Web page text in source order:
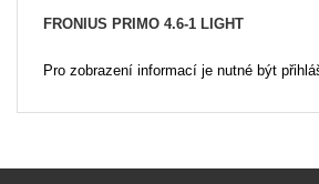
FRONIUS PRIMO 4.6-1 LIGHT
Pro zobrazení informací je nutné být